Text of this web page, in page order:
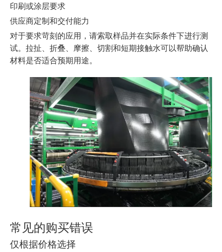
印刷或涂层要求
供应商定制和交付能力
对于要求苛刻的应用，请索取样品并在实际条件下进行测
试。拉扯、折叠、摩擦、切割和短期接触水可以帮助确认
材料是否适合预期用途。
常见的购买错误
仅根据价格选择